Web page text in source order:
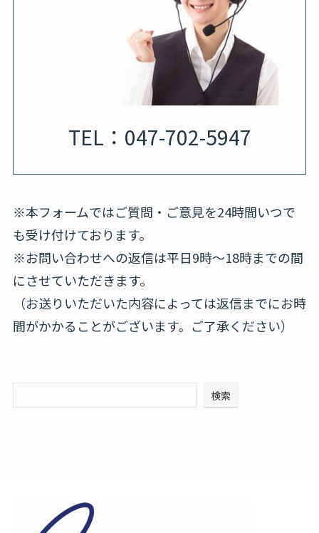
TEL：047-702-5947
※本フォームではご質問・ご意見を24時間いつで
も受け付けております。
※お問い合わせへの返信は平日9時～18時までの間
にさせていただきます。
（お送りいただいた内容によっては返信までにお時
間がかかることがございます。ご了承ください）
検索